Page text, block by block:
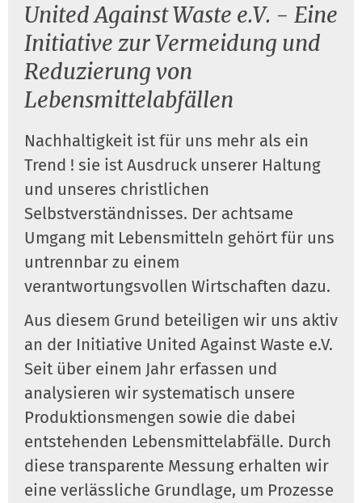
United Against Waste e.V. - Eine
Initiative zur Vermeidung und
Reduzierung von
Lebensmittelabfällen
Nachhaltigkeit ist für uns mehr als ein
Trend ! sie ist Ausdruck unserer Haltung
und unseres christlichen
Selbstverständnisses. Der achtsame
Umgang mit Lebensmitteln gehört für uns
untrennbar zu einem
verantwortungsvollen Wirtschaften dazu.
Aus diesem Grund beteiligen wir uns aktiv
an der Initiative United Against Waste e.V.
Seit über einem Jahr erfassen und
analysieren wir systematisch unsere
Produktionsmengen sowie die dabei
entstehenden Lebensmittelabfälle. Durch
diese transparente Messung erhalten wir
eine verlässliche Grundlage, um Prozesse